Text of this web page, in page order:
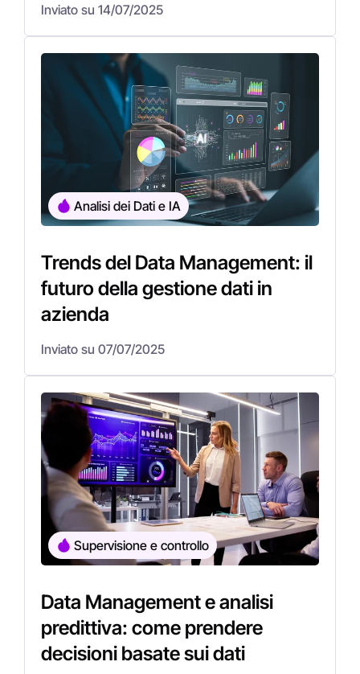
Inviato su 14/07/2025
Analisi dei Dati e IA
Trends del Data Management: il
futuro della gestione dati in
azienda
Inviato su 07/07/2025
Supervisione e controllo
Data Management e analisi
predittiva: come prendere
decisioni basate sui dati